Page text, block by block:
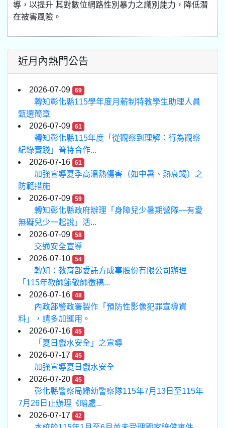
導，以提升 其對數位網路性別暴力之識別能力，降低潛
在被害風險。
近月內熱門公告
2026-07-09 69
轉知彰化縣115學年度月薪制特教學生助理人員
甄選簡章
2026-07-09
61
轉知彰化縣115年度「從觀察到理解：行為觀察
紀錄實踐」普特合作...
2026-07-16
61
加強宣導夏季高溫熱傷害（如中暑、熱衰竭）之
防範措施
2026-07-09
59
轉知彰化縣政府辦理「身障兒少暑期營隊—有愛
無礙兒少一起說」活...
2026-07-09
58
交通安全宣導
2026-07-10
54
轉知：教育部委託方成事股份有限公司辦理
「115年教師節敬師徵稿...
2026-07-16
48
內政部警政署製作「預防性影像犯罪宣導資
料」，請多加運用。
2026-07-16
45
「夏日戲水安全」之宣導
2026-07-17
45
加強宣導夏日戲水安全
2026-07-20
45
彰化縣警察局婦幼警察隊115年7月13日至115年
7月26日止辦理《暗處...
2026-07-17
42